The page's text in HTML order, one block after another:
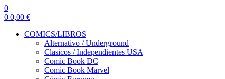
0
0 0,00 €
COMICS/LIBROS
Alternativo / Underground
Clasicos / Independientes USA
Comic Book DC
Comic Book Marvel